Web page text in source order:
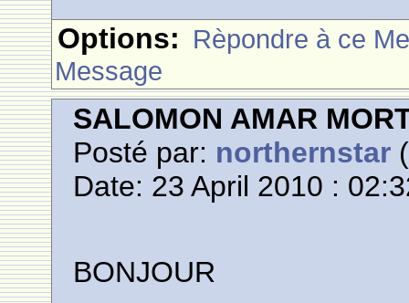
Options: Rèpondre à ce
Message
SALOMON AMAR
Posté par: northernstar
Date: 23 April 2010 :
BONJOUR